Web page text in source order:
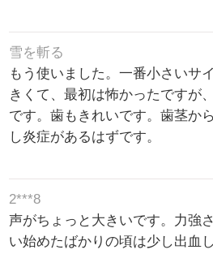
雪を斬る
もう使いました。一番小さいサ
きくて、最初は怖かったですが
です。歯もきれいです。歯茎か
し炎症があるはずです。
2***8
声がちょっと大きいです。力強
い始めたばかりの頃は少し出血